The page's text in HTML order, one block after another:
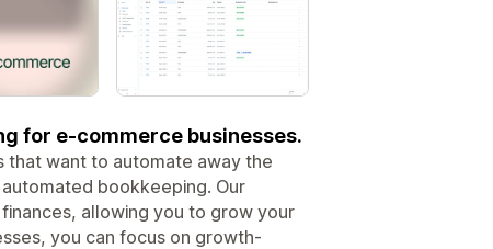
for e-commerce businesses.
that want to automate away the
bookkeeping. Our
allowing you to grow your
you can focus on growth-